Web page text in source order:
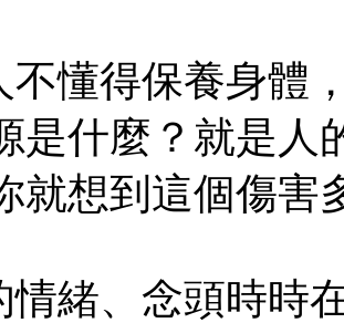
不懂得保養身體
是什麼？就是人
就想到這個傷害
情緒、念頭時時